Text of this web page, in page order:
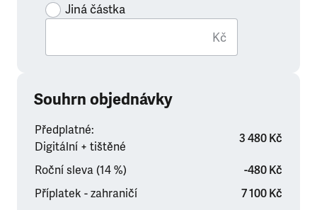
Jiná částka
Kč
Souhrn objednávky
Předplatné:
Digitální + tištěné
3 480 Kč
Roční sleva (14 %)
-480 Kč
Příplatek - zahraničí
7 100 Kč